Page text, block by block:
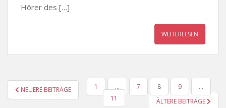
Hörer des […]
WEITERLESEN
SEITENNUMMERIERUNG
DER
NEUERE BEITRÄGE 1 … 7 8 9
…
11
ÄLTERE BEITRÄGE